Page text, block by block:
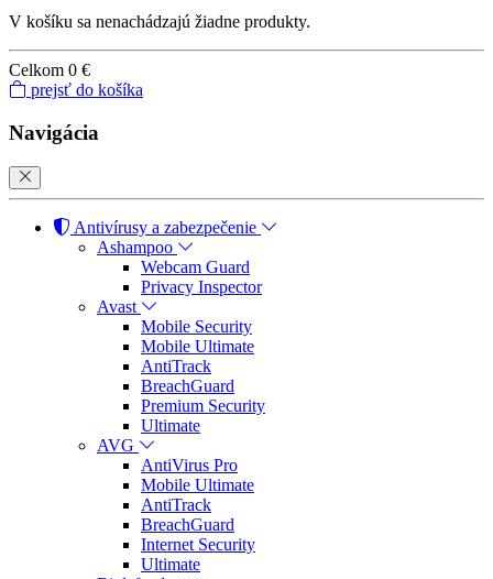
V košíku sa nenachádzajú žiadne produkty.
Celkom 0 €
prejsť do košíka
Navigácia
Antivírusy a zabezpečenie
Ashampoo
Webcam Guard
Privacy Inspector
Avast
Mobile Security
Mobile Ultimate
AntiTrack
BreachGuard
Premium Security
Ultimate
AVG
AntiVirus Pro
Mobile Ultimate
AntiTrack
BreachGuard
Internet Security
Ultimate